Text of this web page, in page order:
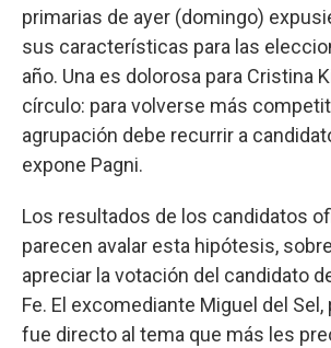
primarias de ayer (domingo)
sus características para las
año. Una es dolorosa para Cristina
círculo: para volverse más
agrupación debe recurrir a
expone Pagni.
Los resultados de los candidatos
parecen avalar esta hipótesis,
apreciar la votación del candidato
Fe. El excomediante Miguel del
fue directo al tema que más les